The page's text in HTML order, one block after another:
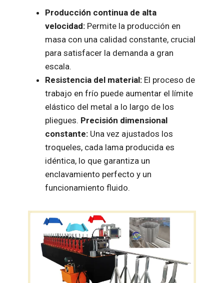
Producción continua de alta
velocidad: Permite la producción en
masa con una calidad constante, crucial
para satisfacer la demanda a gran
escala.
Resistencia del material: El proceso de
trabajo en frío puede aumentar el límite
elástico del metal a lo largo de los
pliegues. Precisión dimensional
constante: Una vez ajustados los
troqueles, cada lama producida es
idéntica, lo que garantiza un
enclavamiento perfecto y un
funcionamiento fluido.